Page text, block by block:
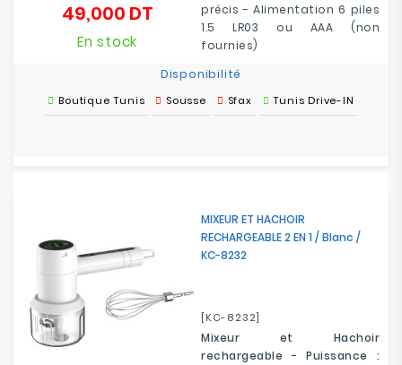
précis - Alimentation 6 piles
1.5 LR03 ou AAA (non
fournies)
49,000 DTPrix
En stock
Disponibilité
Boutique Tunis Sousse Sfax Tunis Drive-IN
MIXEUR ET HACHOIR
RECHARGEABLE 2 EN 1 / Blanc /
KC-8232
[KC-8232]
Mixeur et Hachoir
rechargeable -Puissance :